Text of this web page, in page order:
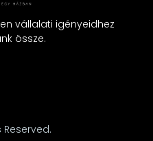
vállalati igényeidhez
össze.
Reserved.